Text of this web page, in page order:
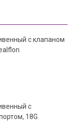
с клапаном
с
18G